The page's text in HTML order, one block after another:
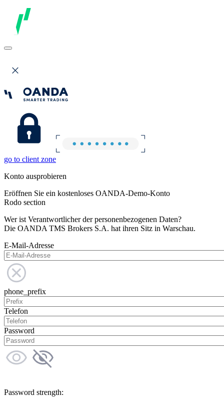
go to client zone
Konto ausprobieren
Eröffnen Sie ein kostenloses OANDA-Demo-Konto
Rodo section
Wer ist Verantwortlicher der personenbezogenen Daten?
Die OANDA TMS Brokers S.A. hat ihren Sitz in Warschau.
E-Mail-Adresse
phone_prefix
Telefon
Password
Password strength: